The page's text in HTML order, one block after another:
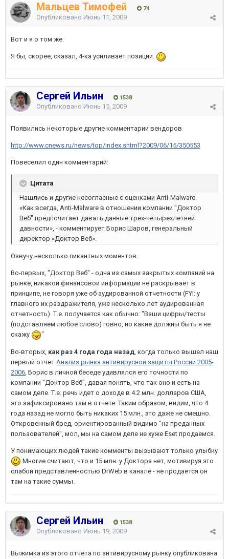
Мальцев Тимофей 74
Опубликовано Июнь 11, 2009
Вот и я о том же.
Я бы, скорее, сказал, 4-ка усиливает позиции.
Сергей Ильин 1538
Опубликовано Июнь 15, 2009
Появились некоторые другие комментарии вендоров
http://www.cnews.ru/news/top/index.shtml?2009/06/15/350553
Повеселил один комментарий:
Цитата
Нашлись и другие несогласные с оценками Аnti-Malware.
«Как всегда, Аnti-Malware в отношении компании "Доктор
Веб" предпочитает давать данные трех-четырехлетней
давности», - комментирует Борис Шаров, генеральный
директор «Доктор Веб».
Озвучу несколько пикантных моментов.
Во-первых, "Доктор Веб" - одна из самых закрытых компаний на
рынке, никакой финансовой информации не раскрывает в
принципе, не говоря уже об аудированной отчетности (FYI: у
главного их раздражителя, уже несколько лет аудированная
отчетность). Т.е. получается как обычно: "Ваши цифры/тесты
(подставляем любое слово) говно, но какие должны быть я не
скажу
"
Во-вторых, как раз 4 года года назад , когда только вышел наш
первый отчет Анализ рынка антивирусной защиты России 2005-
2006 , Борис в личной беседе удивлялся его точности по
компании "Доктор Веб", давая понять, что так оно и есть на
самом деле. Т.е. речь идет о доходе в 4.2 млн. долларов США,
это зафиксировано там в отчете. Таким образом, видим, что 4
года назад не могло быть никаких 15 млн., это даже не смешно.
Откровенный бред, ориентированный видимо "на преданных
пользователей", мол, мы на самом деле не хуже Eset продаемся.
У понимающих людей такие комменты вызывают только улыбку
Многие считают, что и 15 млн. у Доктора нет, мотивируя это
слабой представленностью DrWeb в канале - не продается он
там на такие суммы.
Сергей Ильин 1538
Опубликовано Июнь 19, 2009
Выжимка из этого отчета по антивирусному рынку опубликована